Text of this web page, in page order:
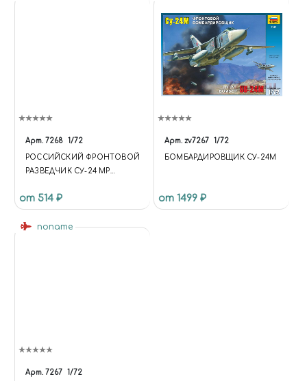
Арт. 7268 1/72
РОССИЙСКИЙ ФРОНТОВОЙ
РАЗВЕДЧИК СУ-24 МР
от 514 ₽
Арт. zv7267 1/72
БОМБАРДИРОВЩИК СУ-24М
от 1499 ₽
noname
Арт. 7267 1/72